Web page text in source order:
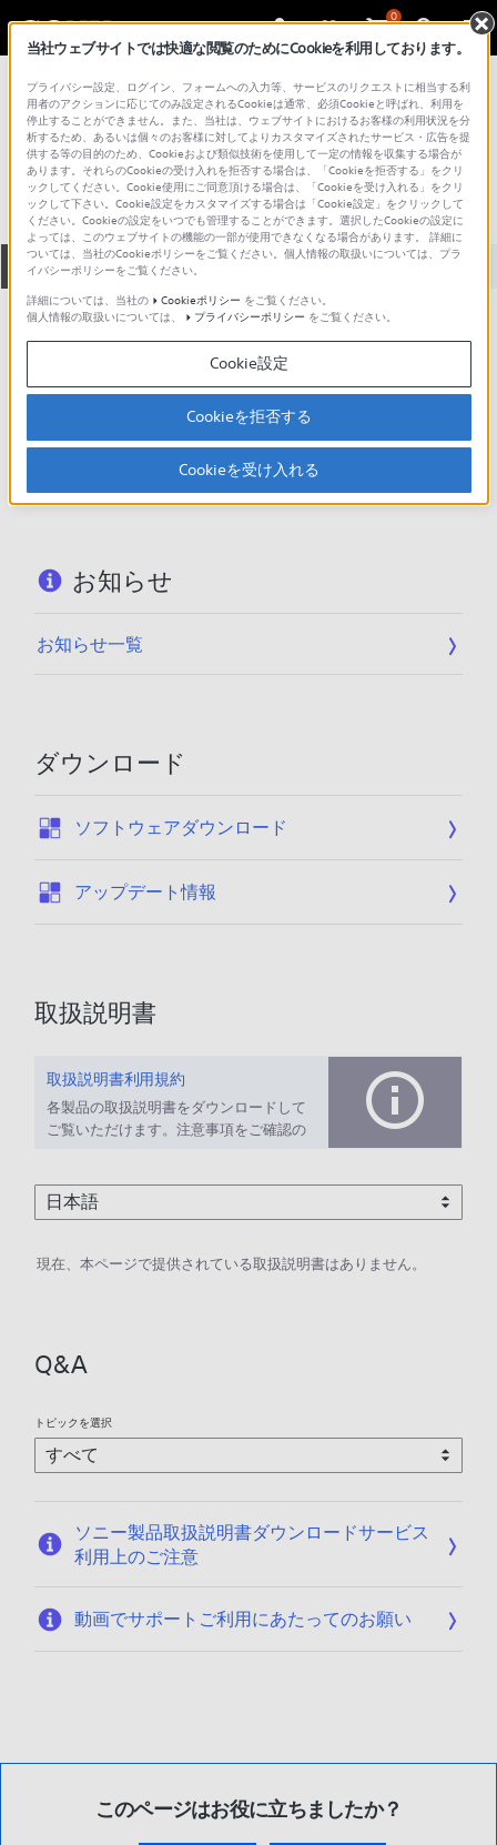
0
総合サポート・お問い合わせ プロフェッショナル／業務用
LC-201
全て ダウンロード 取扱説明書 Q&A
製品に関する重要なお知らせ
お知らせ
製品に関する重要なお知らせ
重要なお知らせ一覧
お知らせ
お知らせ一覧
ダウンロード
ソフトウェアダウンロード
アップデート情報
取扱説明書
取扱説明書利用規約
各製品の取扱説明書をダウンロードして
ご覧いただけます。注意事項をご確認の
現在、本ページで提供されている取扱説明書はありません。
Q&A
トピックを選択
ソニー製品取扱説明書ダウンロードサービス
利用上のご注意
動画でサポートご利用にあたってのお願い
このページはお役に立ちましたか？
当社ウェブサイトでは快適な閲覧のためにCookieを利用しております。
プライバシー設定、ログイン、フォームへの入力等、サービスのリクエストに相当する利
用者のアクションに応じてのみ設定されるCookieは通常、必須Cookieと呼ばれ、利用を
停止することができません。また、当社は、ウェブサイトにおけるお客様の利用状況を分
析するため、あるいは個々のお客様に対してよりカスタマイズされたサービス・広告を提
供する等の目的のため、Cookieおよび類似技術を使用して一定の情報を収集する場合が
あります。それらのCookieの受け入れを拒否する場合は、「Cookieを拒否する」をクリ
ックしてください。Cookie使用にご同意頂ける場合は、「Cookieを受け入れる」をクリ
ックして下さい。Cookie設定をカスタマイズする場合は「Cookie設定」をクリックして
ください。Cookieの設定をいつでも管理することができます。選択したCookieの設定に
よっては、このウェブサイトの機能の一部が使用できなくなる場合があります。 詳細に
ついては、当社のCookieポリシーをご覧ください。個人情報の取扱いについては、プラ
イバシーポリシーをご覧ください。
詳細については、当社の
Cookieポリシー をご覧ください。
個人情報の取扱いについては、
プライバシーポリシー をご覧ください。
Cookie設定
Cookieを拒否する
Cookieを受け入れる